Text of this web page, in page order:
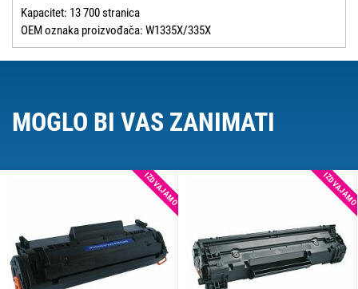
Kapacitet: 13 700 stranica
OEM oznaka proizvođača: W1335X/335X
MOGLO BI VAS ZANIMATI
IZDVAJAMO